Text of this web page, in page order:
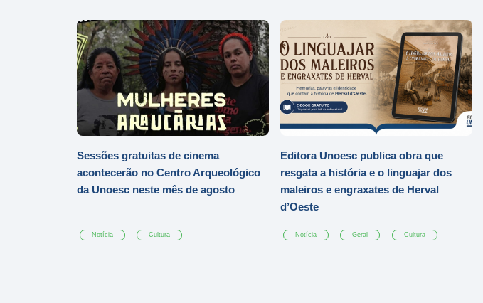
Sessões gratuitas de cinema
acontecerão no Centro Arqueológico
da Unoesc neste mês de agosto
Notícia Cultura
Editora Unoesc publica obra que
resgata a história e o linguajar dos
maleiros e engraxates de Herval
d’Oeste
Notícia Geral Cultura